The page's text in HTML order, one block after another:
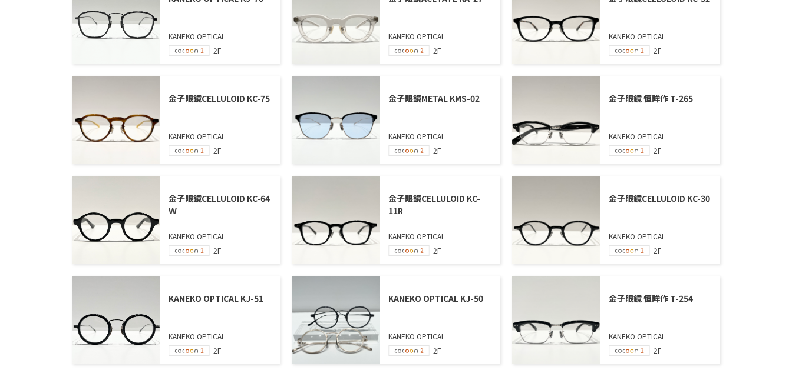
KANEKO OPTICAL
2F
KANEKO OPTICAL
2F
KANEKO OPTICAL
2F
金子眼鏡CELLULOID KC-75
KANEKO OPTICAL
2F
金子眼鏡METAL KMS-02
KANEKO OPTICAL
2F
金子眼鏡 恒眸作 T-265
KANEKO OPTICAL
2F
金子眼鏡CELLULOID KC-64
Ｗ
KANEKO OPTICAL
2F
金子眼鏡CELLULOID KC-
11R
KANEKO OPTICAL
2F
金子眼鏡CELLULOID KC-30
KANEKO OPTICAL
2F
KANEKO OPTICAL KJ-51
KANEKO OPTICAL
2F
KANEKO OPTICAL KJ-50
KANEKO OPTICAL
2F
金子眼鏡 恒眸作 T-254
KANEKO OPTICAL
2F